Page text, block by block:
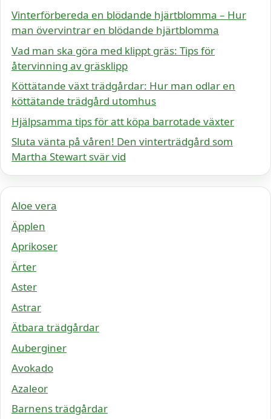
Vinterförbereda en blödande hjärtblomma – Hur
man övervintrar en blödande hjärtblomma
Vad man ska göra med klippt gräs: Tips för
återvinning av gräsklipp
Köttätande växt trädgårdar: Hur man odlar en
köttätande trädgård utomhus
Hjälpsamma tips för att köpa barrotade växter
Sluta vänta på våren! Den vinterträdgård som
Martha Stewart svär vid
Aloe vera
Äpplen
Aprikoser
Ärter
Aster
Astrar
Ätbara trädgårdar
Auberginer
Avokado
Azaleor
Barnens trädgårdar